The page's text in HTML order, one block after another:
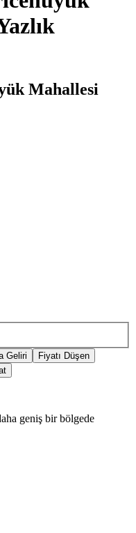
Mahallesi
Geliri
Fiyatı Düşen
geniş bir bölgede